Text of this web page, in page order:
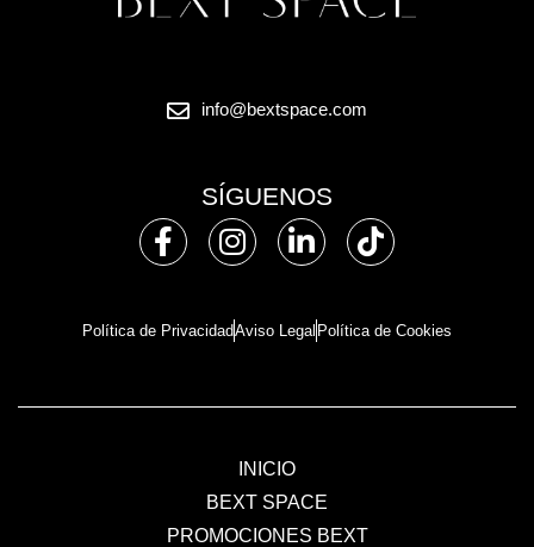
info@bextspace.com
SÍGUENOS
Política de PrivacidadAviso Legal Política de Cookies
INICIO
BEXT SPACE
PROMOCIONES BEXT